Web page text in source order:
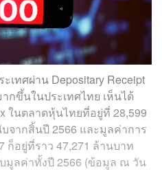
เทศผ่าน Depositary Receipt
กขึ้นในประเทศไทย เห็นได้
ในตลาดหุ้นไทยที่อยู่ที่ 28,599
จากสิ้นปี 2566 และมูลค่าการ
ก็อยู่ที่ราว 47,271 ล้านบาท
บมูลค่าทั้งปี 2566 (ข้อมูล ณ วัน